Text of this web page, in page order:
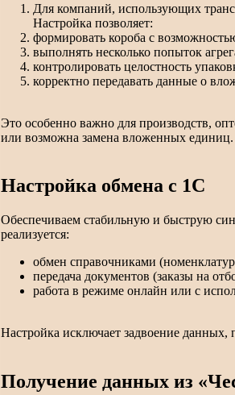
Для компаний, использующих
Настройка позволяет:
формировать короба с
выполнять несколько попыток
контролировать целостность
корректно передавать данные о
Это особенно важно для производств,
или возможна замена вложенных единиц.
Настройка обмена с 1С
Обеспечиваем стабильную и быструю
реализуется:
обмен справочниками
передача документов (заказы на
работа в режиме онлайн или с
Настройка исключает задвоение
Получение данных из